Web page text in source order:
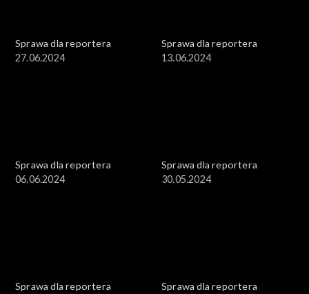
Sprawa dla reportera
27.06.2024
Sprawa dla reportera
13.06.2024
Sprawa dla reportera
06.06.2024
Sprawa dla reportera
30.05.2024
Sprawa dla reportera
Sprawa dla reportera